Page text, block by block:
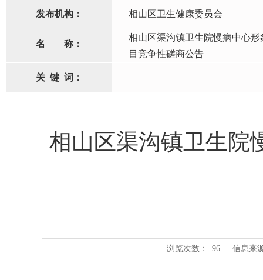
发布机构： 相山区卫生健康委员会
名 称：
相山区渠沟镇卫生院慢病中心形
目竞争性磋商公告
关 键 词：
相山区渠沟镇卫生院
浏览次数： 96 信息来